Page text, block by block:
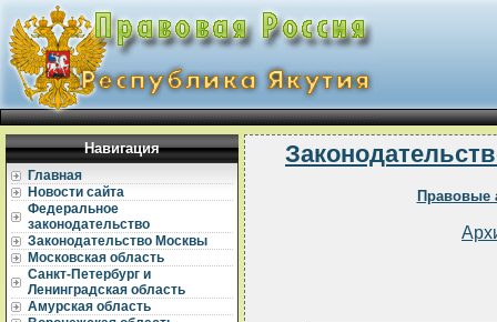
Навигация
Главная
Новости сайта
Федеральное
законодательство
Законодательство Москвы
Московская область
Санкт-Петербург и
Ленинградская область
Амурская область
Правовые